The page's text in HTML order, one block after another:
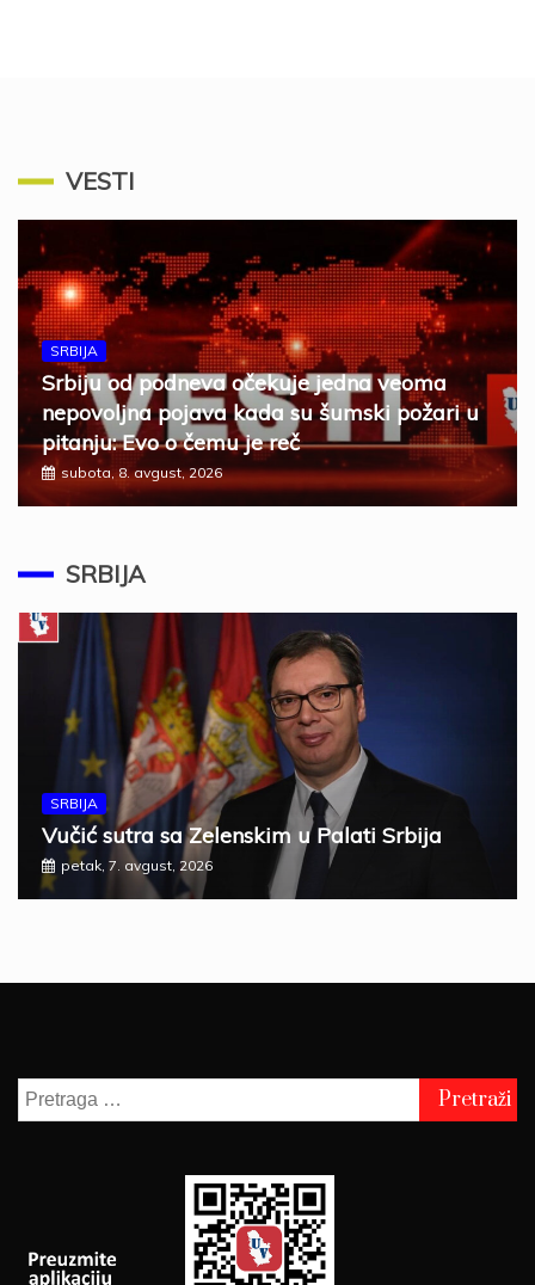
VESTI
SRBIJA
Srbiju od podneva očekuje jedna veoma
nepovoljna pojava kada su šumski požari u
pitanju: Evo o čemu je reč
subota, 8. avgust, 2026
SRBIJA
SRBIJA
Vučić sutra sa Zelenskim u Palati Srbija
petak, 7. avgust, 2026
Pretraga
za: